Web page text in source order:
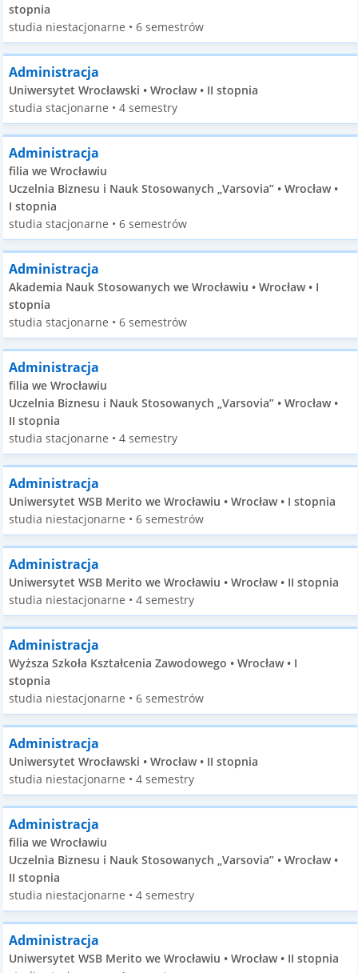
stopnia
studia niestacjonarne • 6 semestrów
Administracja
Uniwersytet Wrocławski • Wrocław • II stopnia
studia stacjonarne • 4 semestry
Administracja
filia we Wrocławiu
Uczelnia Biznesu i Nauk Stosowanych „Varsovia” • Wrocław •
I stopnia
studia stacjonarne • 6 semestrów
Administracja
Akademia Nauk Stosowanych we Wrocławiu • Wrocław • I
stopnia
studia stacjonarne • 6 semestrów
Administracja
filia we Wrocławiu
Uczelnia Biznesu i Nauk Stosowanych „Varsovia” • Wrocław •
II stopnia
studia stacjonarne • 4 semestry
Administracja
Uniwersytet WSB Merito we Wrocławiu • Wrocław • I stopnia
studia niestacjonarne • 6 semestrów
Administracja
Uniwersytet WSB Merito we Wrocławiu • Wrocław • II stopnia
studia niestacjonarne • 4 semestry
Administracja
Wyższa Szkoła Kształcenia Zawodowego • Wrocław • I
stopnia
studia niestacjonarne • 6 semestrów
Administracja
Uniwersytet Wrocławski • Wrocław • II stopnia
studia niestacjonarne • 4 semestry
Administracja
filia we Wrocławiu
Uczelnia Biznesu i Nauk Stosowanych „Varsovia” • Wrocław •
II stopnia
studia niestacjonarne • 4 semestry
Administracja
Uniwersytet WSB Merito we Wrocławiu • Wrocław • II stopnia